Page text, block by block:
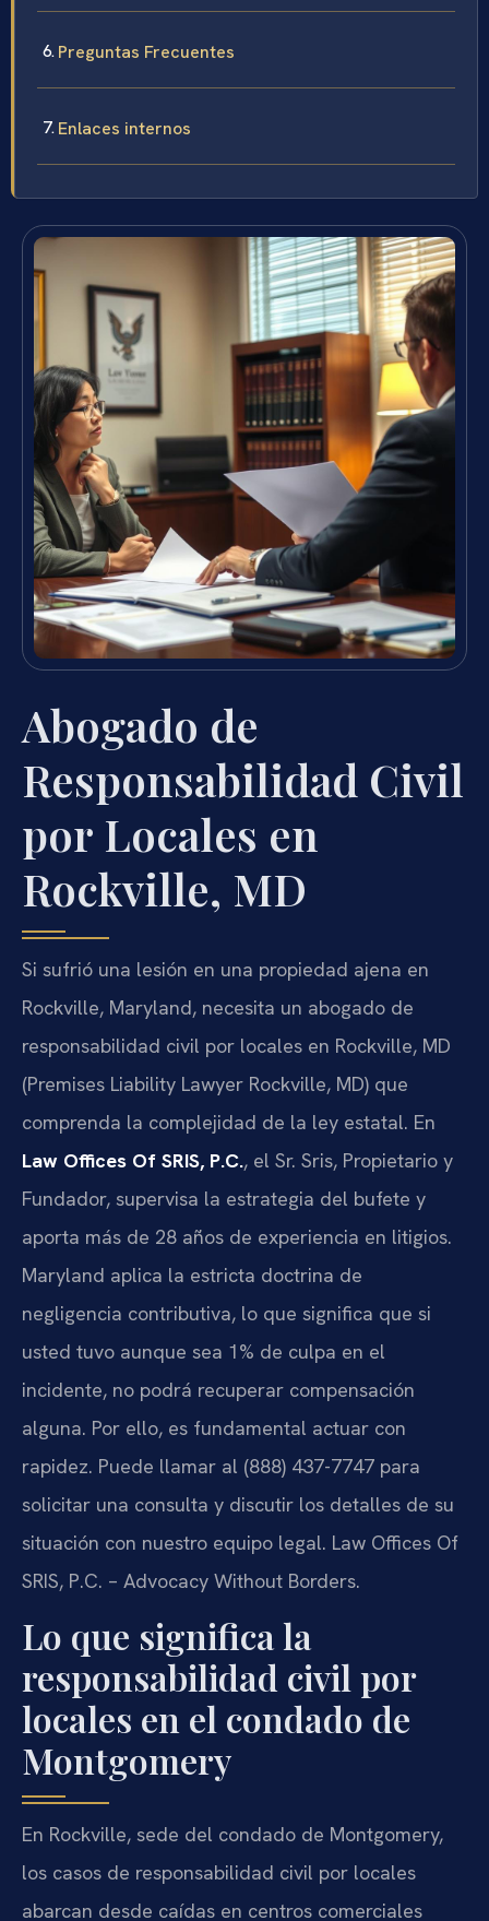
Preguntas Frecuentes
Enlaces internos
Abogado de
Responsabilidad Civil
por Locales en
Rockville, MD
Si sufrió una lesión en una propiedad ajena en
Rockville, Maryland, necesita un abogado de
responsabilidad civil por locales en Rockville, MD
(Premises Liability Lawyer Rockville, MD) que
comprenda la complejidad de la ley estatal. En
Law Offices Of SRIS, P.C., el Sr. Sris, Propietario y
Fundador, supervisa la estrategia del bufete y
aporta más de 28 años de experiencia en litigios.
Maryland aplica la estricta doctrina de
negligencia contributiva, lo que significa que si
usted tuvo aunque sea 1% de culpa en el
incidente, no podrá recuperar compensación
alguna. Por ello, es fundamental actuar con
rapidez. Puede llamar al (888) 437-7747 para
solicitar una consulta y discutir los detalles de su
situación con nuestro equipo legal. Law Offices Of
SRIS, P.C. – Advocacy Without Borders.
Lo que significa la
responsabilidad civil por
locales en el condado de
Montgomery
En Rockville, sede del condado de Montgomery,
los casos de responsabilidad civil por locales
abarcan desde caídas en centros comerciales